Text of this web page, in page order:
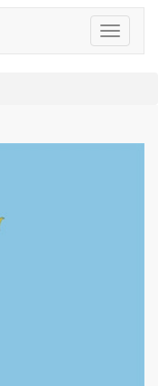
Toggle
navigation